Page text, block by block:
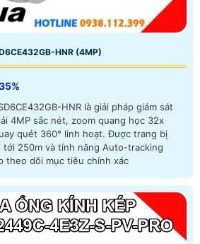
HNR (4MP)
HNR là giải pháp giám sát
4MP sắc nét, zoom quang học 32x
360° linh hoạt. Được trang bị
tới 250m và tính năng Auto-tracking
theo dõi mục tiêu chính xác